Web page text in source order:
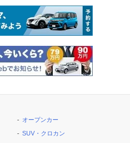
オープンカー
SUV・クロカン